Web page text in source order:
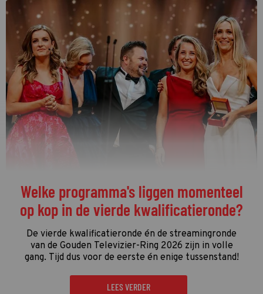
De streamingtip van de week: The
Idaho Murders: College Nightmare op
Netflix
De driedelige documentaireThe Idaho Murders:
College Nightmaregaat over een van de gruwelijkste
moordzaken van de laatste jaren en is een
regelrechte hit op Netflix.